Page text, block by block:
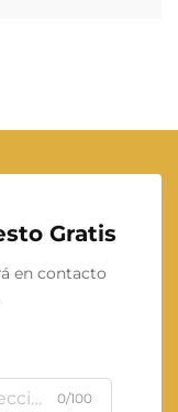
Gratis
en contacto
0/100